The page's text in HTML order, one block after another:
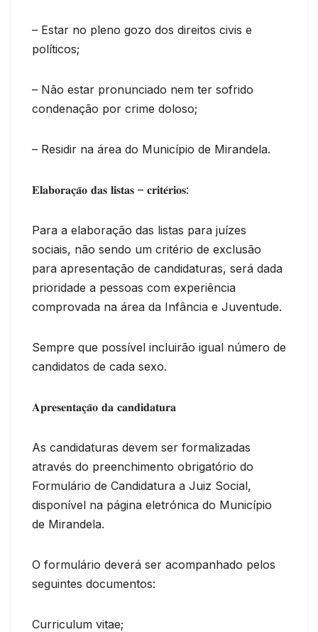
– Estar no pleno gozo dos direitos civis e
políticos;
– Não estar pronunciado nem ter sofrido
condenação por crime doloso;
– Residir na área do Município de Mirandela.
𝐄𝐥𝐚𝐛𝐨𝐫𝐚𝐜̧𝐚̃𝐨 𝐝𝐚𝐬 𝐥𝐢𝐬𝐭𝐚𝐬 – 𝐜𝐫𝐢𝐭𝐞́𝐫𝐢𝐨𝐬:
Para a elaboração das listas para juízes
sociais, não sendo um critério de exclusão
para apresentação de candidaturas, será dada
prioridade a pessoas com experiência
comprovada na área da Infância e Juventude.
Sempre que possível incluirão igual número de
candidatos de cada sexo.
𝐀𝐩𝐫𝐞𝐬𝐞𝐧𝐭𝐚𝐜̧𝐚̃𝐨 𝐝𝐚 𝐜𝐚𝐧𝐝𝐢𝐝𝐚𝐭𝐮𝐫𝐚
As candidaturas devem ser formalizadas
através do preenchimento obrigatório do
Formulário de Candidatura a Juiz Social,
disponível na página eletrónica do Município
de Mirandela.
O formulário deverá ser acompanhado pelos
seguintes documentos:
Curriculum vitae;